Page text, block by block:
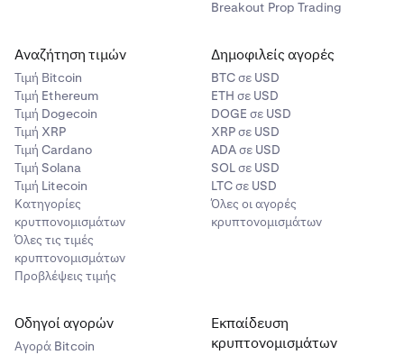
Breakout Prop Trading
Αναζήτηση τιμών
Τιμή Βitcoin
Τιμή Ethereum
Τιμή Dogecoin
Τιμή XRP
Τιμή Cardano
Τιμή Solana
Τιμή Litecoin
Κατηγορίες
κρυτπονομισμάτων
Όλες τις τιμές
κρυπτονομισμάτων
Προβλέψεις τιμής
Δημοφιλείς αγορές
BTC σε USD
ETH σε USD
DOGE σε USD
XRP σε USD
ADA σε USD
SOL σε USD
LTC σε USD
Όλες οι αγορές
κρυπτονομισμάτων
Οδηγοί αγορών
Αγορά Bitcoin
Εκπαίδευση
κρυπτονομισμάτων